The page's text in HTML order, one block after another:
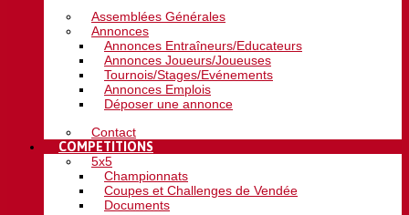
Assemblées Générales
Annonces
Annonces Entraîneurs/Educateurs
Annonces Joueurs/Joueuses
Tournois/Stages/Evénements
Annonces Emplois
Déposer une annonce
Contact
COMPETITIONS
5x5
Championnats
Coupes et Challenges de Vendée
Documents